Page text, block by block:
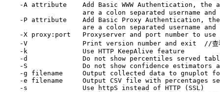
-A attribute    Add Basic WWW Authentication, the
are a colon separated username and
-P attribute    Add Basic Proxy Authentication,
are a colon separated username and
    -X proxy:port   Proxyserver and port number to use
-V              Print version number and exit  //查
    -k              Use HTTP KeepAlive feature
-d              Do not show percentiles served
-S              Do not show confidence estimators
-g filename     Output collected data to gnuplot
-e filename     Output CSV file with percentages
    -s              Use httpS instead of HTTP (SSL)